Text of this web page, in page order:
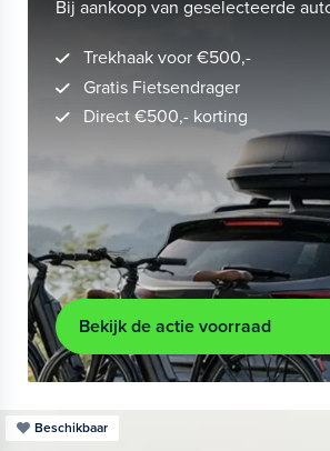
Bij aankoop van geselecteerde
Trekhaak voor €500,-
Gratis Fietsendrager
Direct €500,- korting
Bekijk de actie voorraad
Beschikbaar